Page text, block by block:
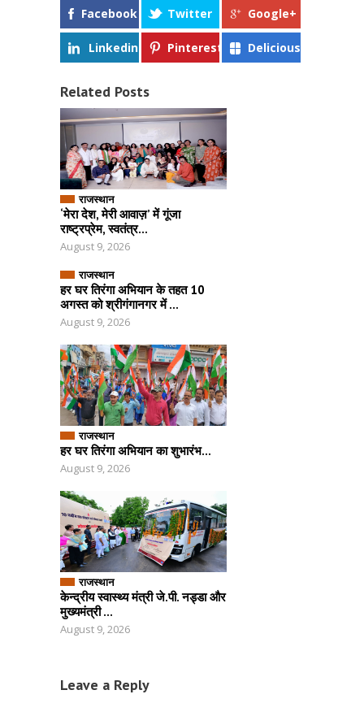
Facebook Twitter Google+
Linkedin Pinterest Delicious
Related Posts
राजस्थान
‘मेरा देश, मेरी आवाज़’ में गूंजा
राष्ट्रप्रेम, स्वतंत्र...
August 9, 2026
राजस्थान
हर घर तिरंगा अभियान के तहत 10
अगस्त को श्रीगंगानगर में ...
August 9, 2026
राजस्थान
हर घर तिरंगा अभियान का शुभारंभ...
August 9, 2026
राजस्थान
केन्द्रीय स्वास्थ्य मंत्री जे.पी. नड्डा और
मुख्यमंत्री ...
August 9, 2026
Leave a Reply